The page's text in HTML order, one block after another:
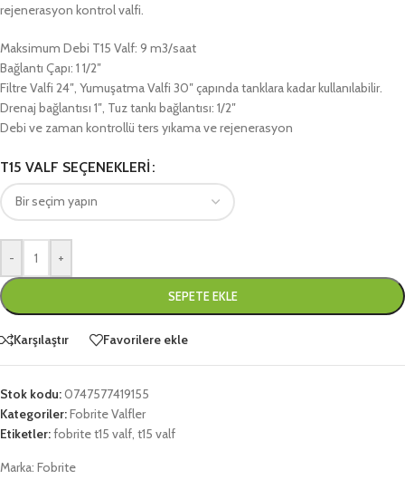
rejenerasyon kontrol valfi.
Maksimum Debi T15 Valf: 9 m3/saat
Bağlantı Çapı: 1 1/2″
Filtre Valfi 24″, Yumuşatma Valfi 30″ çapında tanklara kadar kullanılabilir.
Drenaj bağlantısı 1″, Tuz tankı bağlantısı: 1/2″
Debi ve zaman kontrollü ters yıkama ve rejenerasyon
T15 VALF SEÇENEKLERI
- +
SEPETE EKLE
Karşılaştır Favorilere ekle
Stok kodu:0747577419155
Kategoriler:Fobrite Valfler
Etiketler:fobrite t15 valf, t15 valf
Marka: Fobrite